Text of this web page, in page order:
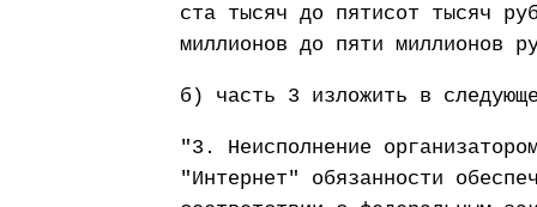
ста тысяч до пятисот тысяч
миллионов до пяти миллионов
б) часть 3 изложить в
"3. Неисполнение
"Интернет" обязанности